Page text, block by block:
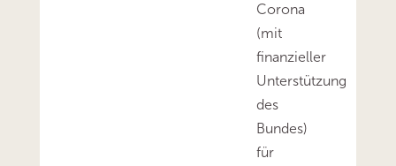
Corona
(mit
finanzieller
Unterstützung
des
Bundes)
für